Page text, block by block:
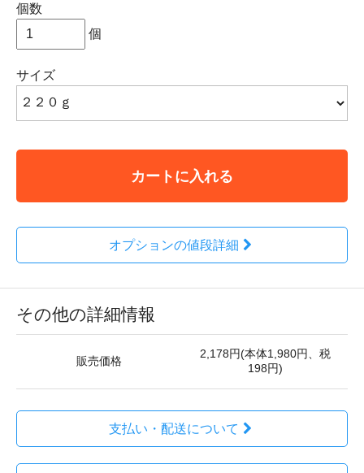
個数
個
サイズ
カートに入れる
オプションの値段詳細
その他の詳細情報
販売価格
2,178円(本体1,980円、税
198円)
支払い・配送について